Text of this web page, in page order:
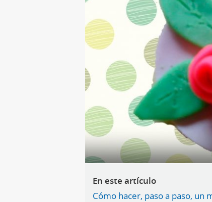
En este artículo
Cómo hacer, paso a paso, un